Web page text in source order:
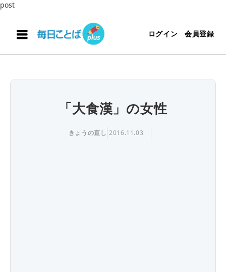
post
ログイン 会員登録
「大食漢」の女性
きょうの直し 2016.11.03